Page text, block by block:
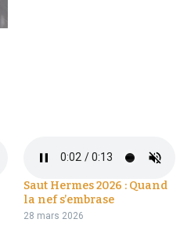
Saut Hermes 2026 : Quand
la nef s’embrase
28 mars 2026